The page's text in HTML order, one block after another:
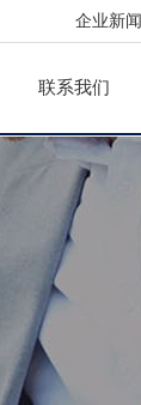
企业新闻
联系我们